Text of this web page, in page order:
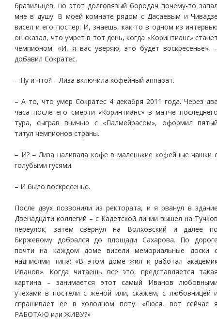
бразильцев, но этот долговязый бородач почему-то
мне в душу. В моей комнате рядом с Дасаевым и
висел и его постер. И, знаешь, как-то в одном из
он сказал, что умрет в тот день, когда «Коринтианс»
чемпионом. «И, я вас уверяю, это будет воскресенье»,
добавил Сократес.
– Ну и что? – Лиза включила кофейный аппарат.
– А то, что умер Сократес 4 декабря 2011 года. Через
часа после его смерти «Коринтианс» в матче
тура, сыграв вничью с «Палмейрасом», оформил
титул чемпионов страны.
– И? – Лиза наливала кофе в маленькие кофейные чашки
голубыми гусями.
– И было воскресенье.
После двух позвонили из ректората, и я рванул в
Двенадцати коллегий – с Кадетской линии вышел на
переулок, затем свернул на Волховский и далее
Биржевому добрался до площади Сахарова. По
почти на каждом доме висели мемориальные доски
надписями типа: «В этом доме жил и работал
Иванов». Когда читаешь все это, представляется
картина – занимается этот самый Иванов
утехами в постели с женой или, скажем, с любовницей
спрашивает ее в холодном поту: «Люся, вот сейчас
РАБОТАЮ или ЖИВУ?»